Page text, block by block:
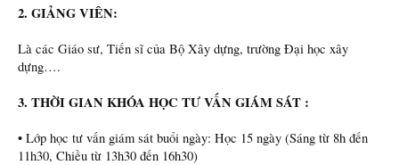
2. GIẢNG VIÊN:
Là các Giáo sư, Tiến sĩ của Bộ Xây dựng, trường Đại học xây
dựng….
3. THỜI GIAN KHÓA HỌC TƯ VẤN GIÁM SÁT :
• Lớp học tư vấn giám sát buổi ngày: Học 15 ngày (Sáng từ 8h đến
11h30, Chiều từ 13h30 đến 16h30)